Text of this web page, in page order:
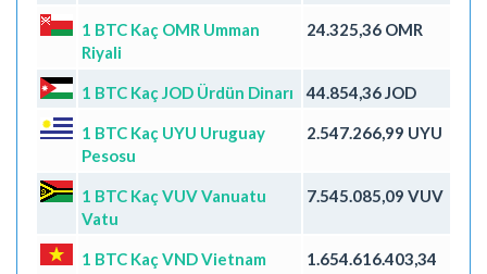
1 BTC Kaç OMR Umman
Riyali
24.325,36 OMR
1 BTC Kaç JOD Ürdün Dinarı 44.854,36 JOD
1 BTC Kaç UYU Uruguay
Pesosu
2.547.266,99 UYU
1 BTC Kaç VUV Vanuatu
Vatu
7.545.085,09 VUV
1 BTC Kaç VND Vietnam
1.654.616.403,34